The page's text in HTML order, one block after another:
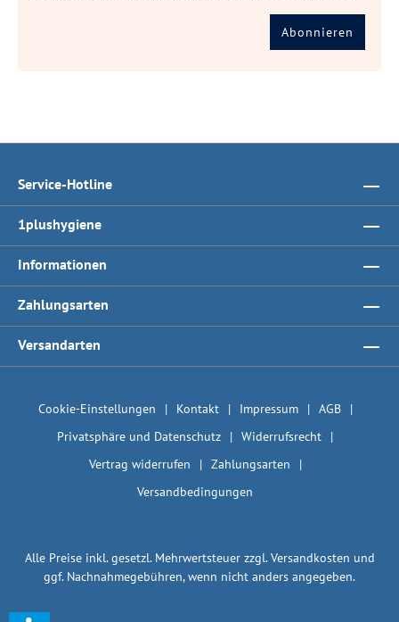
Abonnieren
Service-Hotline
1plushygiene
Informationen
Zahlungsarten
Versandarten
Cookie-Einstellungen Kontakt Impressum
AGB
Privatsphäre und Datenschutz
Widerrufsrecht
Vertrag widerrufen
Zahlungsarten
Versandbedingungen
Alle Preise inkl. gesetzl. Mehrwertsteuer zzgl.Versandkosten und
ggf. Nachnahmegebühren, wenn nicht anders angegeben.